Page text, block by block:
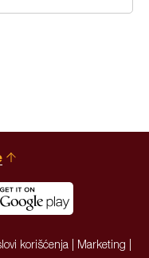
korišćenja Marketing